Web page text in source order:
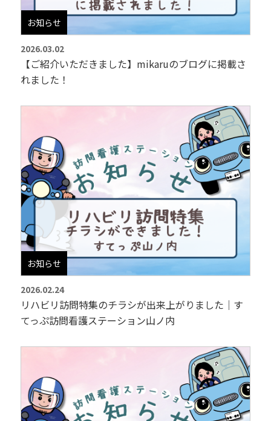
お知らせ
2026.03.02
【ご紹介いただきました】mikaruのブログに掲載さ
れました！
お知らせ
2026.02.24
リハビリ訪問特集のチラシが出来上がりました｜す
てっぷ訪問看護ステーション山ノ内